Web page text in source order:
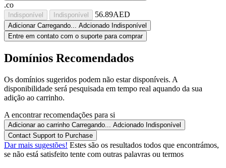
.co
Indisponível Indisponível 56.89AED
Adicionar Carregando... Adcionado Indisponível
Entre em contato com o suporte para comprar
Domínios Recomendados
Os domínios sugeridos podem não estar disponíveis. A
disponibilidade será pesquisada em tempo real aquando da sua
adição ao carrinho.
A encontrar recomendações para si
Adicionar ao carrinho Carregando... Adcionado Indisponível
Contact Support to Purchase
Dar mais sugestões! Estes são os resultados todos que encontrámos,
se não está satisfeito tente com outras palavras ou termos